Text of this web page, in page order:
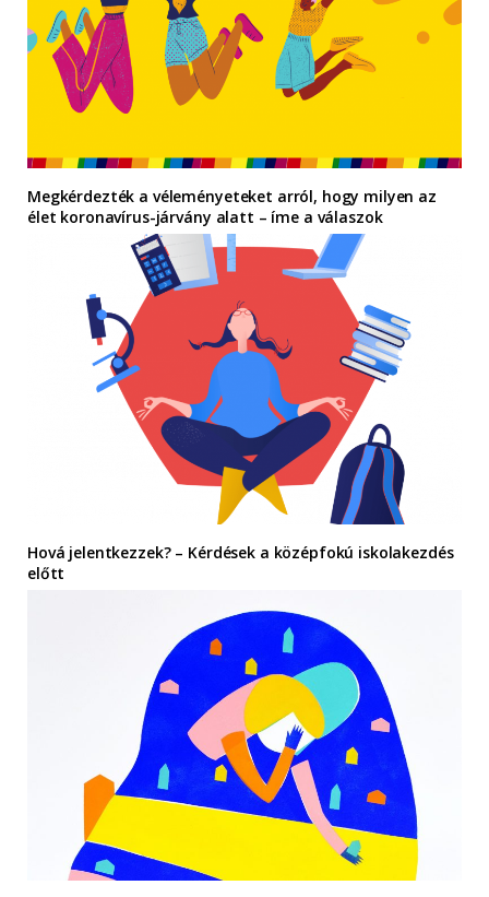
Megkérdezték a véleményeteket arról, hogy milyen az
élet koronavírus-járvány alatt – íme a válaszok
Hová jelentkezzek? – Kérdések a középfokú iskolakezdés
előtt